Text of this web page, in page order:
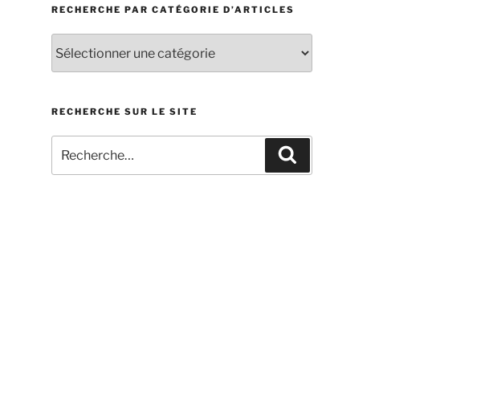
RECHERCHE PAR CATÉGORIE D’ARTICLES
par
catégorie
RECHERCHE SUR LE SITE
pour
: